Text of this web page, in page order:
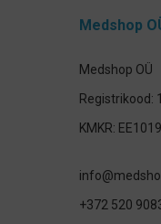
Medshop
Medshop OÜ
Registrikood:
KMKR:
+372 520